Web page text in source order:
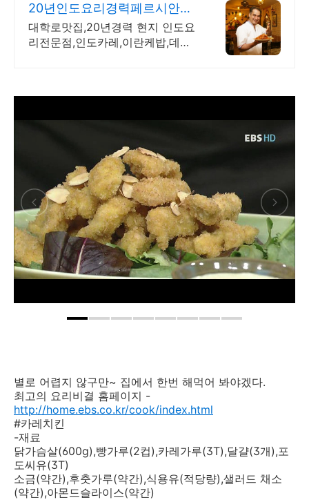
20년인도요리경력페르시안궁
전
대학로맛집,20년경력 현지 인도요
리전문점,인도카레,이란케밥,데이
별로 어렵지 않구만~ 집에서 한번 해먹어 봐야겠다.
최고의 요리비결 홈페이지 -
http://home.ebs.co.kr/cook/index.html
#카레치킨
-재료
닭가슴살(600g),빵가루(2컵),카레가루(3T),달걀(3개),포
도씨유(3T)
소금(약간),후춧가루(약간),식용유(적당량),샐러드 채소
(약간),아몬드슬라이스(약간)